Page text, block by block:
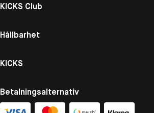
KICKS Club
Hållbarhet
KICKS
Betalningsalternativ